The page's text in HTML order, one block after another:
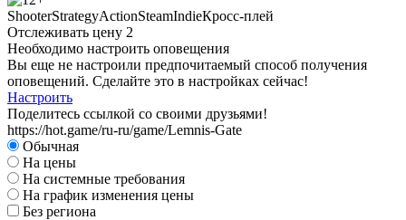
ShooterStrategyActionSteamIndieКросс-плей
Отслеживать цену 2
Необходимо настроить оповещения
Вы еще не настроили предпочитаемый способ получения
оповещений. Сделайте это в настройках сейчас!
Настроить
Поделитесь ссылкой со своими друзьями!
https://hot.game/ru-ru/game/Lemnis-Gate
Обычная
На цены
На системные требования
На график изменения цены
Без региона